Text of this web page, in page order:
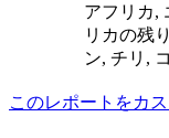
アフリカ,
リカの残
ン, チリ,
このレポートをカ